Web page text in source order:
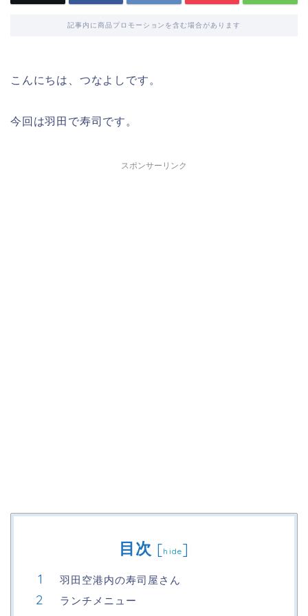
記事内に商品プロモーションを含む場合があります
こんにちは、つなよしです。
今回は羽田で寿司です。
スポンサーリンク
目次 [hide]
羽田空港内の寿司屋さん
ランチメニュー